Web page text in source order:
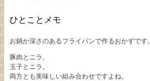
ひとことメモ
お鍋か深さのあるフライパンで作るおかずです。
豚肉とニラ。
玉子とニラ。
両方とも美味しい組み合わせですよね。